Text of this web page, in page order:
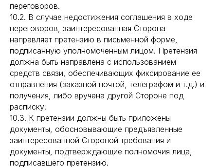
переговоров.
10.2. В случае недостижения соглашения в ходе
переговоров, заинтересованная Сторона
направляет претензию в письменной форме,
подписанную уполномоченным лицом. Претензия
должна быть направлена с использованием
средств связи, обеспечивающих фиксирование ее
отправления (заказной почтой, телеграфом и т.д.) и
получения, либо вручена другой Стороне под
расписку.
10.3. К претензии должны быть приложены
документы, обосновывающие предъявленные
заинтересованной Стороной требования и
документы, подтверждающие полномочия лица,
подписавшего претензию.